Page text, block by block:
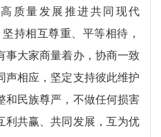
质量发展推进共同现代
持相互尊重、平等相待，
事大家商量着办，协商一致
声相应，坚定支持彼此维护
和民族尊严，不做任何损害
利共赢、共同发展，互为优